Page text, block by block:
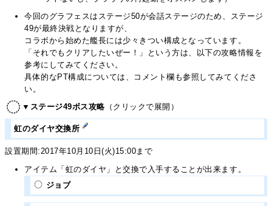
今回のグラフェスはステージ50が会話ステージのため、ステージ
49が最終決戦となりますが、
コラボから始めた艦長には少々きつい構成となっています。
「それでもクリアしたいぜー！」という方は、以下の攻略情報を
参考にしてみてください。
具体的なPT構成については、コメント欄も参照してみてくださ
い。
▼ステージ49ボス攻略 （クリックで展開）
虹のダイヤ交換所
設置期間:2017年10月10日(火)15:00まで
アイテム「虹のダイヤ」と交換で入手することが出来ます。
ジョブ